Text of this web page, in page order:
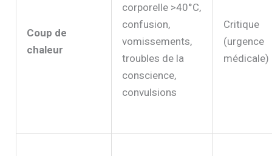
Coup de
chaleur
corporelle >40°C,
confusion,
vomissements,
troubles de la
conscience,
convulsions
Critique
(urgence
médicale)